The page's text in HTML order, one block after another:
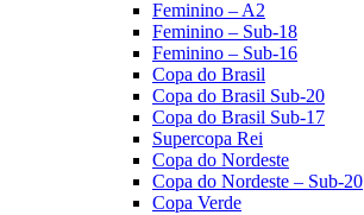
Feminino – A2
Feminino – Sub-18
Feminino – Sub-16
Copa do Brasil
Copa do Brasil Sub-20
Copa do Brasil Sub-17
Supercopa Rei
Copa do Nordeste
Copa do Nordeste – Sub-20
Copa Verde